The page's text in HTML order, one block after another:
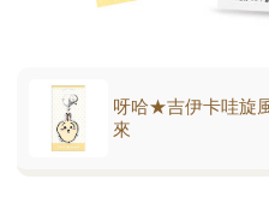
呀哈★吉伊卡哇旋
來